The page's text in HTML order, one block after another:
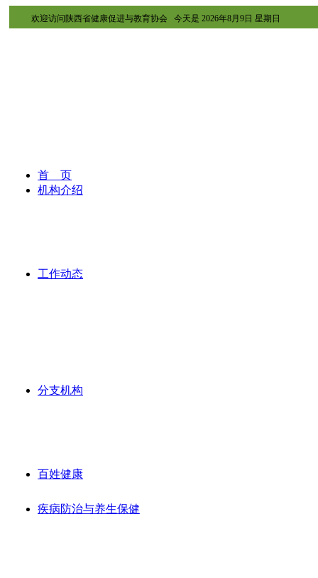
欢迎访问陕西省健康促进与教育协会 今天是 2026年8月9日 星期日
首 页
机构介绍
工作动态
分支机构
百姓健康
疾病防治与养生保健